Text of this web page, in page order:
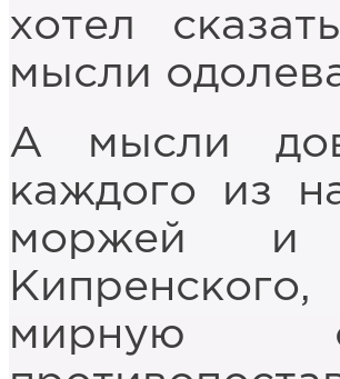
хотел
мысли
А мысли
каждого из
моржей и
мирную